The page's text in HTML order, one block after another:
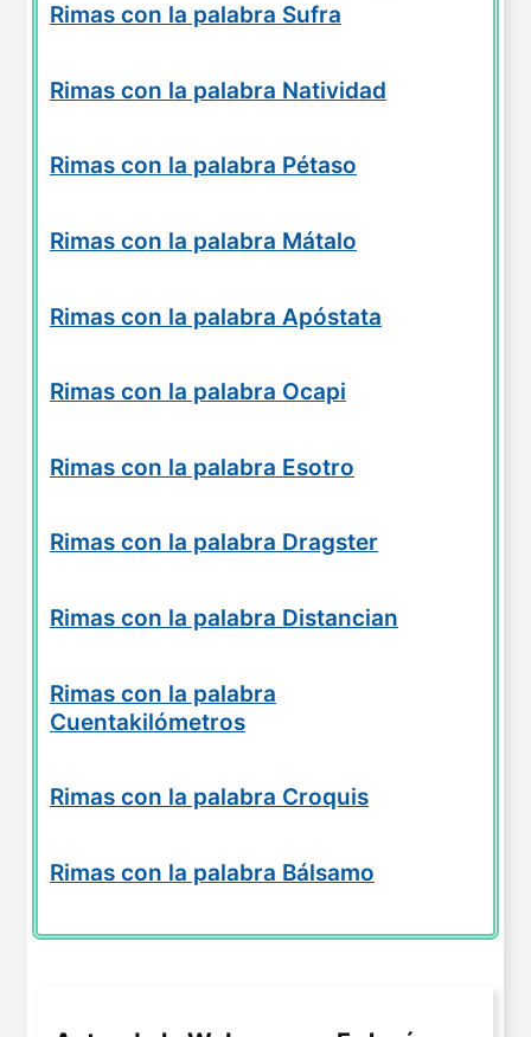
Rimas con la palabra Sufra
Rimas con la palabra Natividad
Rimas con la palabra Pétaso
Rimas con la palabra Mátalo
Rimas con la palabra Apóstata
Rimas con la palabra Ocapi
Rimas con la palabra Esotro
Rimas con la palabra Dragster
Rimas con la palabra Distancian
Rimas con la palabra
Cuentakilómetros
Rimas con la palabra Croquis
Rimas con la palabra Bálsamo